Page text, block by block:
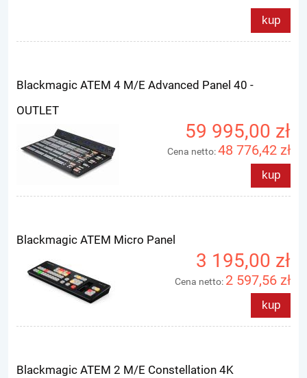
kup
Blackmagic ATEM 4 M/E Advanced Panel 40 -
OUTLET
59 995,00 zł
Cena netto:48 776,42 zł
kup
Blackmagic ATEM Micro Panel
3 195,00 zł
Cena netto: 2 597,56 zł
kup
Blackmagic ATEM 2 M/E Constellation 4K